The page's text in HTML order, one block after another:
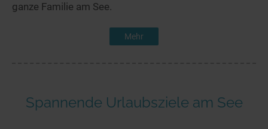
ganze Familie am See.
Mehr
Spannende Urlaubsziele am See